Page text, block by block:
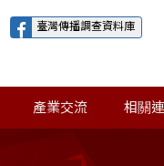
臺灣傳播調查資料庫
產業交流 相關